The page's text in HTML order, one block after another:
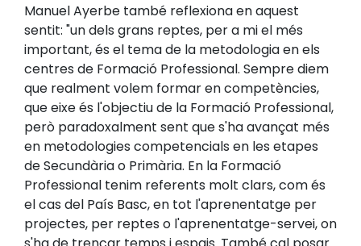
Manuel Ayerbe també reflexiona en aquest
sentit: "un dels grans reptes, per a mi el més
important, és el tema de la metodologia en els
centres de Formació Professional. Sempre diem
que realment volem formar en competències,
que eixe és l'objectiu de la Formació Professional,
però paradoxalment sent que s'ha avançat més
en metodologies competencials en les etapes
de Secundària o Primària. En la Formació
Professional tenim referents molt clars, com és
el cas del País Basc, en tot l'aprenentatge per
projectes, per reptes o l'aprenentatge-servei, on